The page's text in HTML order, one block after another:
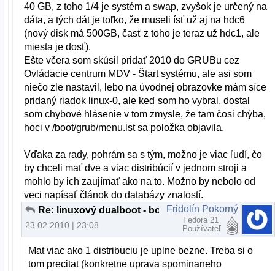
40 GB, z toho 1/4 je systém a swap, zvyšok je určený na
dáta, a tých dát je toľko, že museli ísť už aj na hdc6
(nový disk má 500GB, časť z toho je teraz už hdc1, ale
miesta je dosť).
Ešte včera som skúsil pridať 2010 do GRUBu cez
Ovládacie centrum MDV - Štart systému, ale asi som
niečo zle nastavil, lebo na úvodnej obrazovke mám síce
pridaný riadok linux-0, ale keď som ho vybral, dostal
som chybové hlásenie v tom zmysle, že tam čosi chýba,
hoci v /boot/grub/menu.lst sa položka objavila.
Vďaka za rady, pohrám sa s tým, možno je viac ľudí, čo
by chceli mať dve a viac distribúcií v jednom stroji a
mohlo by ich zaujímať ako na to. Možno by nebolo od
veci napísať článok do databázy znalostí.
Re: linuxový dualboot - body pripojenia
23.02.2010 | 23:08
Fridolín Pokorný
Fedora 21
Používateľ
Mat viac ako 1 distribuciu je uplne bezne. Treba si o
tom precitat (konkretne uprava spominaneho